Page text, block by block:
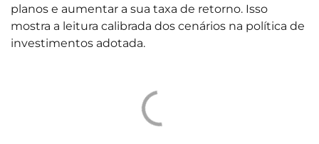
planos e aumentar a sua taxa de retorno. Isso
mostra a leitura calibrada dos cenários na política de
investimentos adotada.